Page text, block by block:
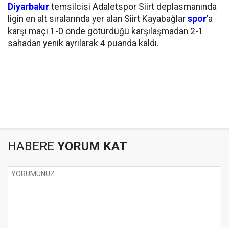
Diyarbakır temsilcisi Adaletspor Siirt deplasmanında
ligin en alt sıralarında yer alan Siirt Kayabağlar spor’a
karşı maçı 1-0 önde götürdüğü karşılaşmadan 2-1
sahadan yenik ayrılarak 4 puanda kaldı.
HABERE YORUM KAT